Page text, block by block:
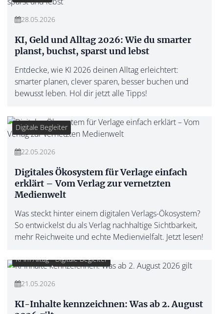
28.05.2026
KI, Geld und Alltag 2026: Wie du smarter
planst, buchst, sparst und lebst
Entdecke, wie KI 2026 deinen Alltag erleichtert:
smarter planen, clever sparen, besser buchen und
bewusst leben. Hol dir jetzt alle Tipps!
Digitale Begleiter
22.05.2026
Digitales Ökosystem für Verlage einfach
erklärt – Vom Verlag zur vernetzten
Medienwelt
Was steckt hinter einem digitalen Verlags-Ökosystem?
So entwickelst du als Verlag nachhaltige Sichtbarkeit,
mehr Reichweite und echte Medienvielfalt. Jetzt lesen!
KI im Alltag Digitale Begleiter
21.05.2026
KI-Inhalte kennzeichnen: Was ab 2. August